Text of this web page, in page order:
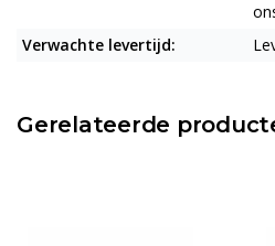
Verwachte levertijd:
Gerelateerde